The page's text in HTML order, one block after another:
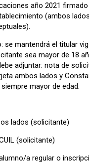
año 2021
(ambos
se mantendrá el titular
sea mayor de 18
adjuntar: nota de
ambos lados y
mayor de edad.
lados (solicitante)
(solicitante)
a regular o